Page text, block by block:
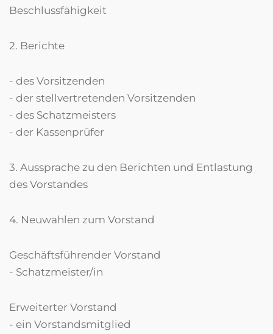
Beschlussfähigkeit
2. Berichte
- des Vorsitzenden
- der stellvertretenden Vorsitzenden
- des Schatzmeisters
- der Kassenprüfer
3. Aussprache zu den Berichten und Entlastung
des Vorstandes
4. Neuwahlen zum Vorstand
Geschäftsführender Vorstand
- Schatzmeister/in
Erweiterter Vorstand
- ein Vorstandsmitglied